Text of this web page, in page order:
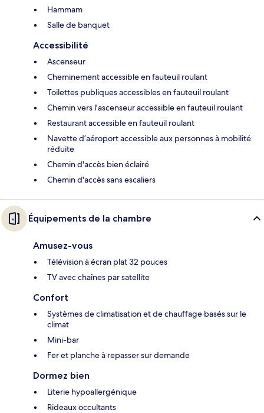
Hammam
Salle de banquet
Accessibilité
Ascenseur
Cheminement accessible en fauteuil roulant
Toilettes publiques accessibles en fauteuil roulant
Chemin vers l'ascenseur accessible en fauteuil roulant
Restaurant accessible en fauteuil roulant
Navette d’aéroport accessible aux personnes à mobilité
réduite
Chemin d'accès bien éclairé
Chemin d'accès sans escaliers
Équipements de la chambre
Amusez-vous
Télévision à écran plat 32 pouces
TV avec chaînes par satellite
Confort
Systèmes de climatisation et de chauffage basés sur le
climat
Mini-bar
Fer et planche à repasser sur demande
Dormez bien
Literie hypoallergénique
Rideaux occultants